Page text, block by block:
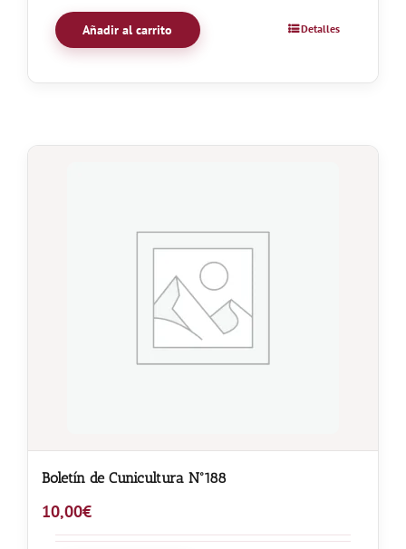
Añadir al carrito Detalles
Boletín de Cunicultura Nº188
10,00€